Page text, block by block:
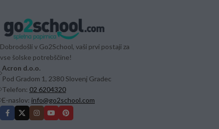
Dobrodošli v Go2School, vaši prvi postaji za
vse šolske potrebščine!
Acron d.o.o.
Pod Gradom 1, 2380 Slovenj Gradec
Telefon: 02 6204320
E-naslov: info@go2school.com